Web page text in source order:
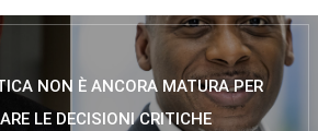
NON È ANCORA MATURA PER
LE DECISIONI CRITICHE